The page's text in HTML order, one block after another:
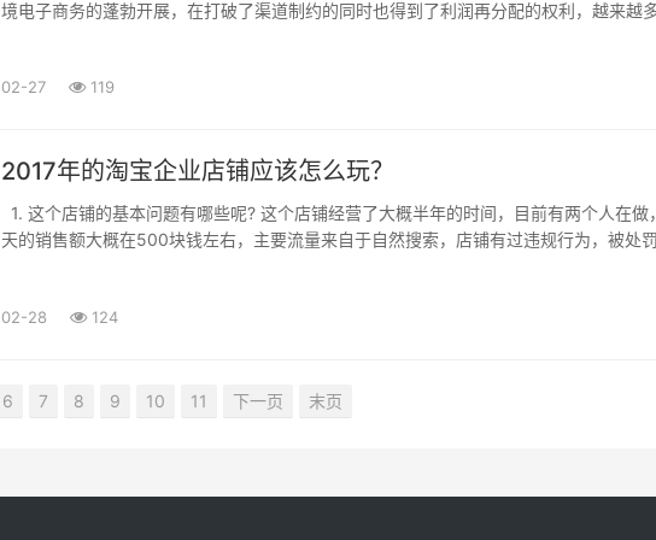
境电子商务的蓬勃开展，在打破了渠道制约的同时也得到了利润再分配的权利，越来越
02-27 119
2017年的淘宝企业店铺应该怎么玩？
1. 这个店铺的基本问题有哪些呢? 这个店铺经营了大概半年的时间，目前有两个人在做
天的销售额大概在500块钱左右，主要流量来自于自然搜索，店铺有过违规行为，被处
02-28 124
6 7 8 9 10 11 下一页 末页